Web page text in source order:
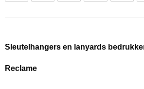
Sleutelhangers en lanyards
Reclame